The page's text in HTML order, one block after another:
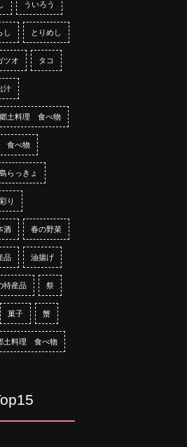
ういろう
し とりめし
ツオ タコ
汁
土料理 食べ物
食べ物
島らっきょ
彩り
酒 春の野菜
品 油揚げ
特産品 祭
菓子 蟹
土料理 食べ物